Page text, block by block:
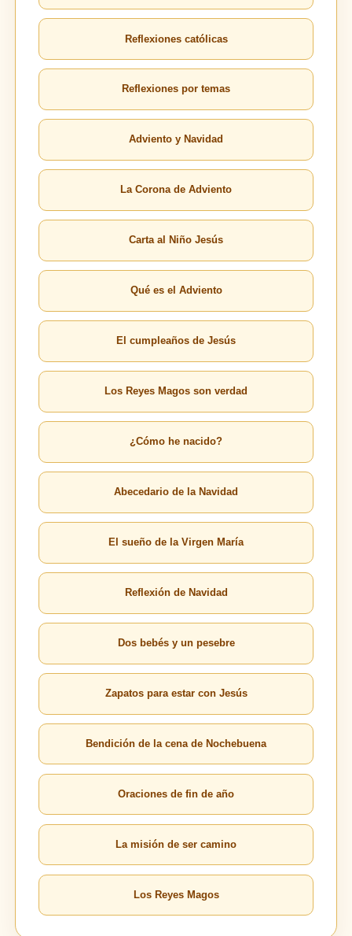
Reflexiones católicas
Reflexiones por temas
Adviento y Navidad
La Corona de Adviento
Carta al Niño Jesús
Qué es el Adviento
El cumpleaños de Jesús
Los Reyes Magos son verdad
¿Cómo he nacido?
Abecedario de la Navidad
El sueño de la Virgen María
Reflexión de Navidad
Dos bebés y un pesebre
Zapatos para estar con Jesús
Bendición de la cena de Nochebuena
Oraciones de fin de año
La misión de ser camino
Los Reyes Magos